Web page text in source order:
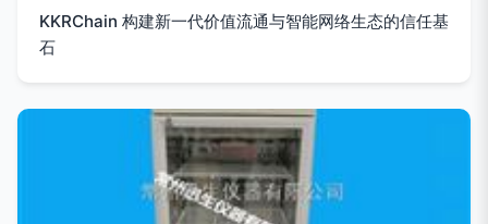
KKRChain 构建新一代价值流通与智能网络生态的信任基
石